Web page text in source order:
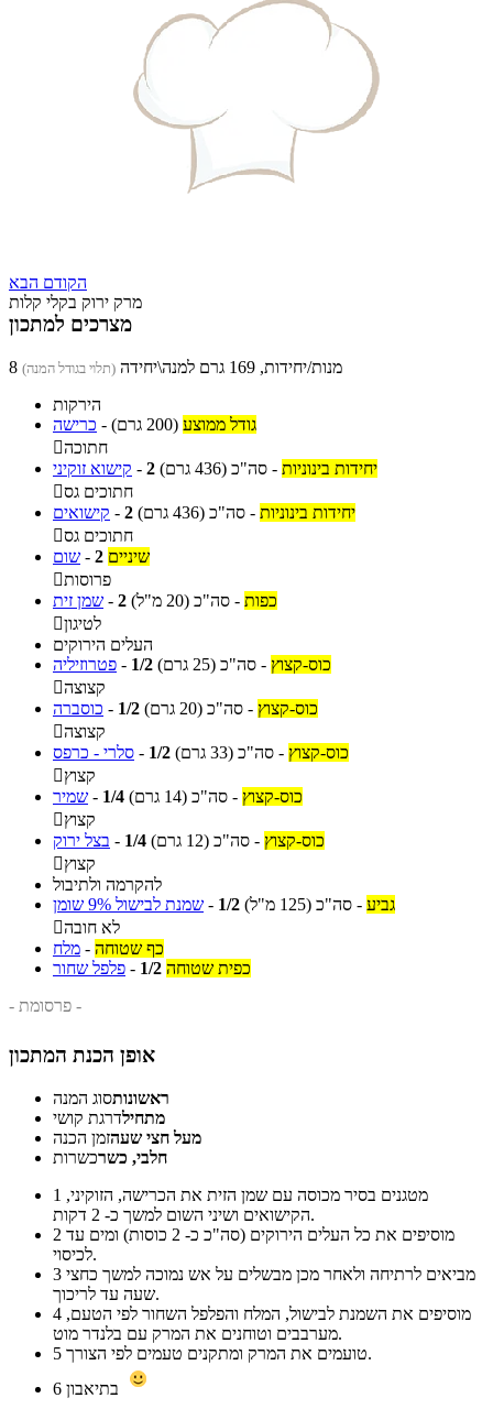
הקודם הבא
מרק ירוק בקלי קלות
מצרכים למתכון
8 מנות/יחידות, 169 גרם למנה\יחידה (תלוי בגודל המנה)
הירקות
כרישה - גודל ממוצע (200 גרם)
חתוכה
קישוא זוקיני - 2 יחידות בינוניות - סה"כ (436 גרם)
חתוכים גס
קישואים - 2 יחידות בינוניות - סה"כ (436 גרם)
חתוכים גס
שום - 2 שיניים
פרוסות
שמן זית - 2 כפות - סה"כ (20 מ"ל)
לטיגון
העלים הירוקים
פטרוזיליה - 1/2 כוס-קצוץ - סה"כ (25 גרם)
קצוצה
כוסברה - 1/2 כוס-קצוץ - סה"כ (20 גרם)
קצוצה
סלרי - כרפס - 1/2 כוס-קצוץ - סה"כ (33 גרם)
קצוץ
שמיר - 1/4 כוס-קצוץ - סה"כ (14 גרם)
קצוץ
בצל ירוק - 1/4 כוס-קצוץ - סה"כ (12 גרם)
קצוץ
להקרמה ולתיבול
שמנת לבישול 9% שומן - 1/2 גביע - סה"כ (125 מ"ל)
לא חובה
מלח - כף שטוחה
פלפל שחור - 1/2 כפית שטוחה
- פרסומת -
אופן הכנת המתכון
ראשונותסוג המנה
מתחילדרגת קושי
מעל חצי שעהזמן הכנה
חלבי, כשרכשרות
1
הקישואים ושיני השום למשך כ- 2 דקות.
2
לכיסוי.
3
שעה עד לריכוך.
4
מערבבים וטוחנים את המרק עם בלנדר מוט.
5
טועמים את המרק ומתקנים טעמים לפי הצורך.
6